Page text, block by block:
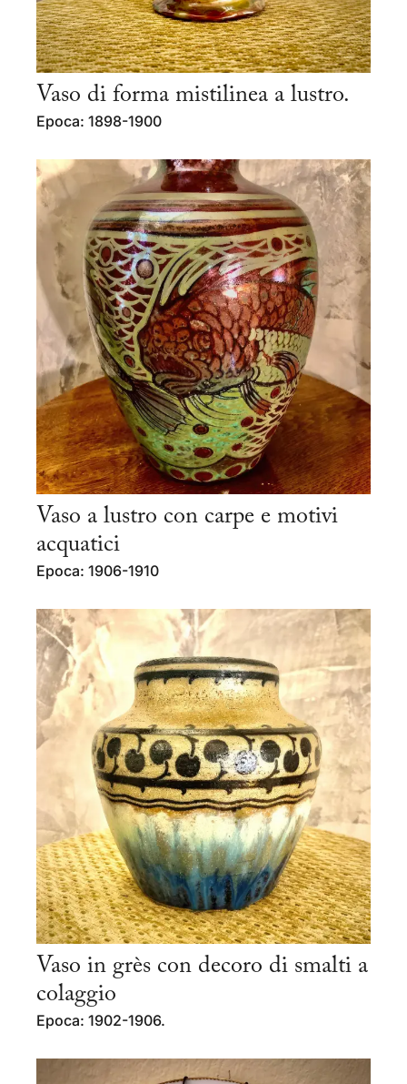
Vaso di forma mistilinea a lustro.
Epoca: 1898-1900
Vaso a lustro con carpe e motivi
acquatici
Epoca: 1906-1910
Vaso in grès con decoro di smalti a
colaggio
Epoca: 1902-1906.